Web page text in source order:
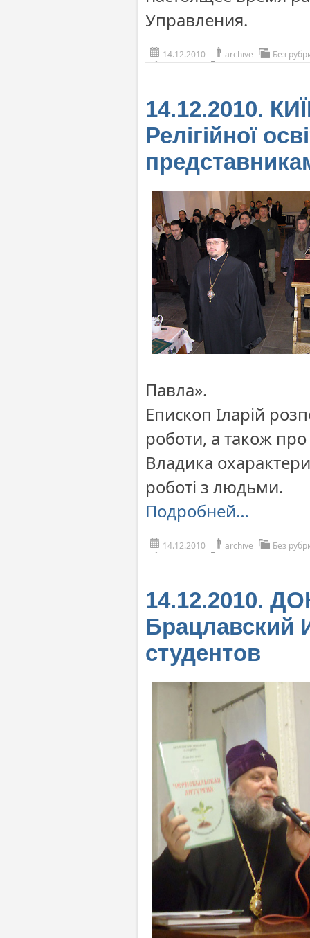
Управления.
14.12.2010 archive Без
14.12.2010.
Релігійної
Павла».
Епископ Іларій
роботи, а також про
Владика
роботі з людьми.
Подробней…
14.12.2010 archive Без
14.12.2010.
Брацлавский
студентов